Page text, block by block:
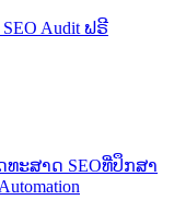
Audit ຟຣີ
ະສາດ SEOທີ່ປຶກສາ